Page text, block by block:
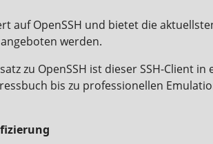
auf OpenSSH und bietet die
werden.
zu OpenSSH ist dieser SSH-Client
bis zu professionellen